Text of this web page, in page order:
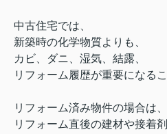
中古住宅では、
新築時の化学物質よりも、
カビ、ダニ、湿気、結露、
リフォーム履歴が重要になる
リフォーム済み物件の場合は、
リフォーム直後の建材や接着